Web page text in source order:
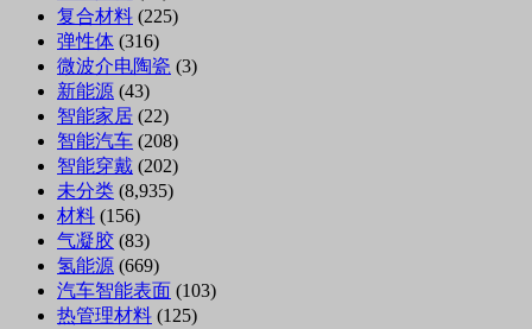
复合材料 (225)
弹性体 (316)
微波介电陶瓷 (3)
新能源 (43)
智能家居 (22)
智能汽车 (208)
智能穿戴 (202)
未分类 (8,935)
材料 (156)
气凝胶 (83)
氢能源 (669)
汽车智能表面 (103)
热管理材料 (125)